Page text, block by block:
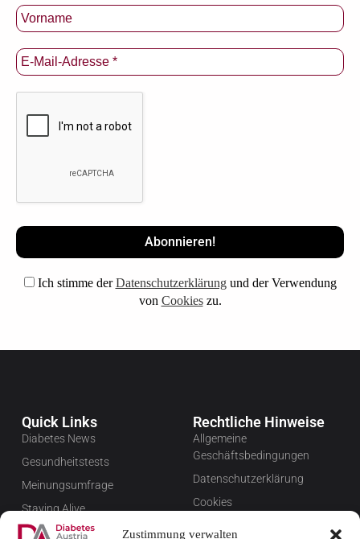
Zustimmung verwalten
Ich stimme derDatenschutzerklärungund der Verwendung
von Cookieszu.
Quick Links
Diabetes News
Gesundheitstests
Meinungsumfrage
Staying Alive
Favoriten
Rechtliche Hinweise
Allgemeine
Geschäftsbedingungen
Datenschutzerklärung
Cookies